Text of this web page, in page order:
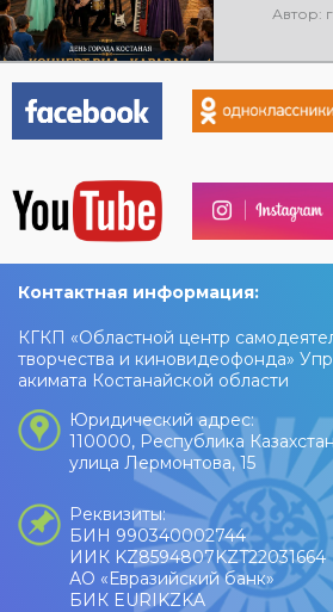
состоится
концерт
ждут
музыка,
Автор:
Контактная информация:
КГКП «Областной центр
творчества и киновидеофонда»
акимата Костанайской области
Юридический адрес:
110000, Республика
улица Лермонтова, 15
Реквизиты:
БИН 990340002744
ИИК KZ8594807KZT22031664
АО «Евразийский банк»
БИК EURIKZKA